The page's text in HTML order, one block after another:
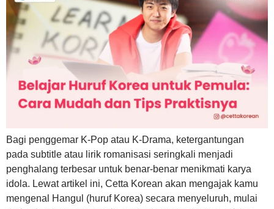
Bagi penggemar K-Pop atau K-Drama, ketergantungan
pada subtitle atau lirik romanisasi seringkali menjadi
penghalang terbesar untuk benar-benar menikmati karya
idola. Lewat artikel ini, Cetta Korean akan mengajak kamu
mengenal Hangul (huruf Korea) secara menyeluruh, mulai